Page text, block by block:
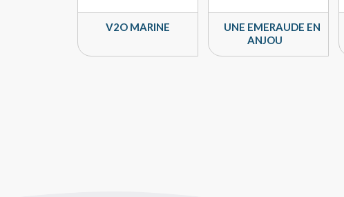
V2O MARINE
UNE EMERAUDE EN
ANJOU